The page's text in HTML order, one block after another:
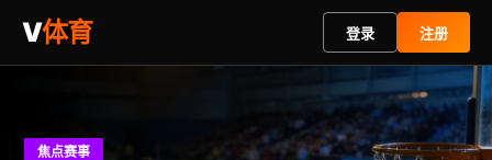
V体育 登录 注册
焦点赛事